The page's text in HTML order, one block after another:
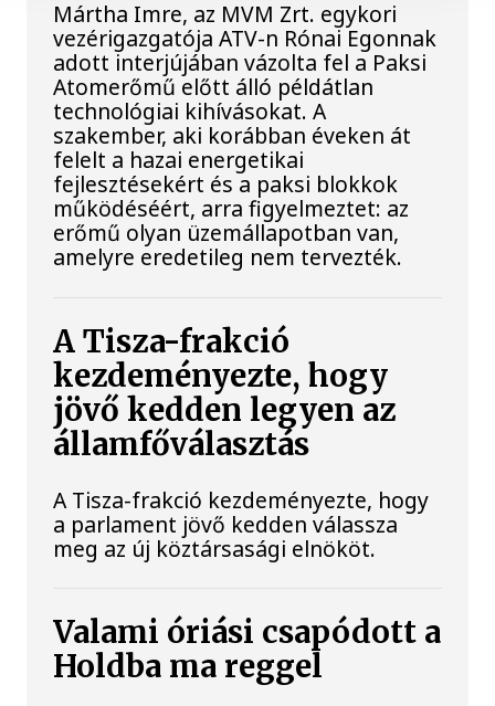
Mártha Imre, az MVM Zrt. egykori
vezérigazgatója ATV-n Rónai Egonnak
adott interjújában vázolta fel a Paksi
Atomerőmű előtt álló példátlan
technológiai kihívásokat. A
szakember, aki korábban éveken át
felelt a hazai energetikai
fejlesztésekért és a paksi blokkok
működéséért, arra figyelmeztet: az
erőmű olyan üzemállapotban van,
amelyre eredetileg nem tervezték.
A Tisza-frakció
kezdeményezte, hogy
jövő kedden legyen az
államfőválasztás
A Tisza-frakció kezdeményezte, hogy
a parlament jövő kedden válassza
meg az új köztársasági elnököt.
Valami óriási csapódott a
Holdba ma reggel